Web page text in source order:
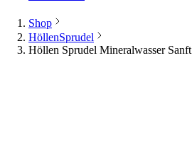
Shop
HöllenSprudel
Höllen Sprudel Mineralwasser Sanft